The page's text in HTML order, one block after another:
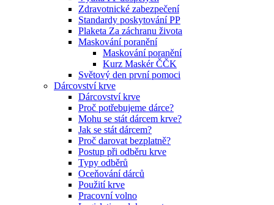
Zdravotnické zabezpečení
Standardy poskytování PP
Plaketa Za záchranu života
Maskování poranění
Maskování poranění
Kurz Maskér ČČK
Světový den první pomoci
Dárcovství krve
Dárcovství krve
Proč potřebujeme dárce?
Mohu se stát dárcem krve?
Jak se stát dárcem?
Proč darovat bezplatně?
Postup při odběru krve
Typy odběrů
Oceňování dárců
Použití krve
Pracovní volno